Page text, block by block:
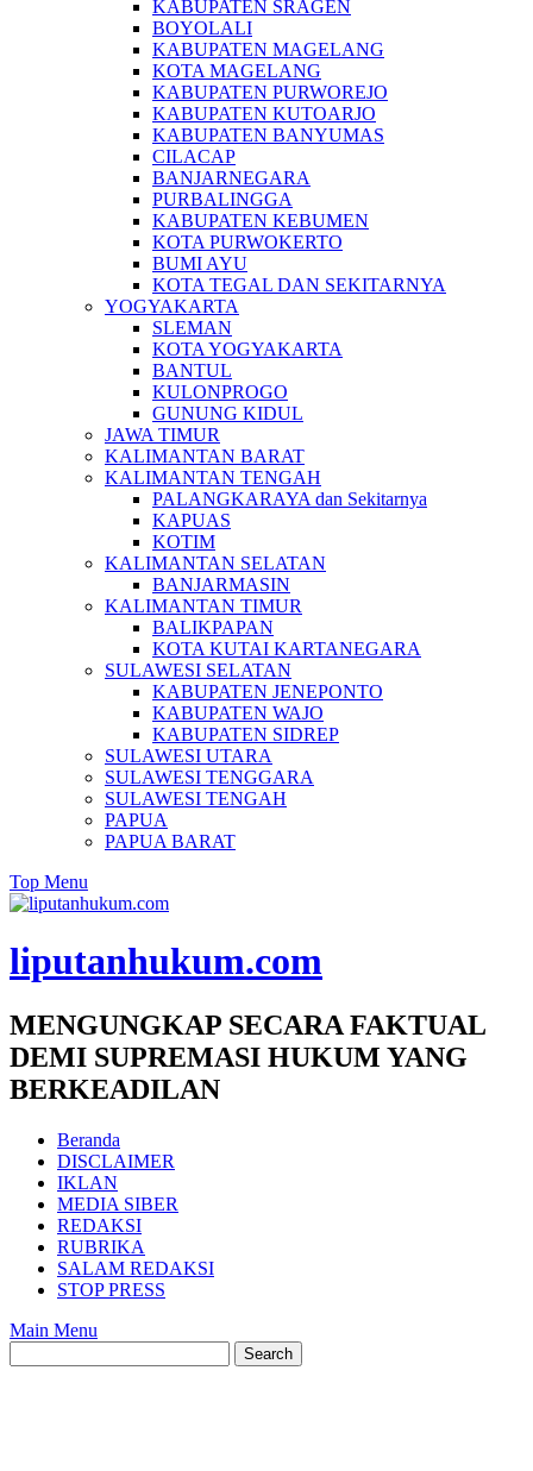
KABUPATEN SRAGEN
BOYOLALI
KABUPATEN MAGELANG
KOTA MAGELANG
KABUPATEN PURWOREJO
KABUPATEN KUTOARJO
KABUPATEN BANYUMAS
CILACAP
BANJARNEGARA
PURBALINGGA
KABUPATEN KEBUMEN
KOTA PURWOKERTO
BUMI AYU
KOTA TEGAL DAN SEKITARNYA
YOGYAKARTA
SLEMAN
KOTA YOGYAKARTA
BANTUL
KULONPROGO
GUNUNG KIDUL
JAWA TIMUR
KALIMANTAN BARAT
KALIMANTAN TENGAH
PALANGKARAYA dan Sekitarnya
KAPUAS
KOTIM
KALIMANTAN SELATAN
BANJARMASIN
KALIMANTAN TIMUR
BALIKPAPAN
KOTA KUTAI KARTANEGARA
SULAWESI SELATAN
KABUPATEN JENEPONTO
KABUPATEN WAJO
KABUPATEN SIDREP
SULAWESI UTARA
SULAWESI TENGGARA
SULAWESI TENGAH
PAPUA
PAPUA BARAT
Top Menu
liputanhukum.com
MENGUNGKAP SECARA FAKTUAL
DEMI SUPREMASI HUKUM YANG
BERKEADILAN
Beranda
DISCLAIMER
IKLAN
MEDIA SIBER
REDAKSI
RUBRIKA
SALAM REDAKSI
STOP PRESS
Main Menu